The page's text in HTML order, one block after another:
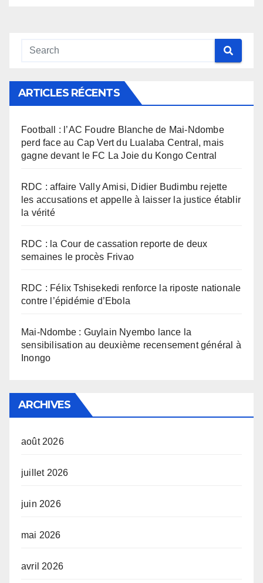
ARTICLES RÉCENTS
Football : l’AC Foudre Blanche de Mai-Ndombe
perd face au Cap Vert du Lualaba Central, mais
gagne devant le FC La Joie du Kongo Central
RDC : affaire Vally Amisi, Didier Budimbu rejette
les accusations et appelle à laisser la justice établir
la vérité
RDC : la Cour de cassation reporte de deux
semaines le procès Frivao
RDC : Félix Tshisekedi renforce la riposte nationale
contre l’épidémie d’Ebola
Mai-Ndombe : Guylain Nyembo lance la
sensibilisation au deuxième recensement général à
Inongo
ARCHIVES
août 2026
juillet 2026
juin 2026
mai 2026
avril 2026